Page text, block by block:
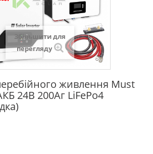
Збільшити для
перегляду
живлення Must
24В 200Аг LiFePo4